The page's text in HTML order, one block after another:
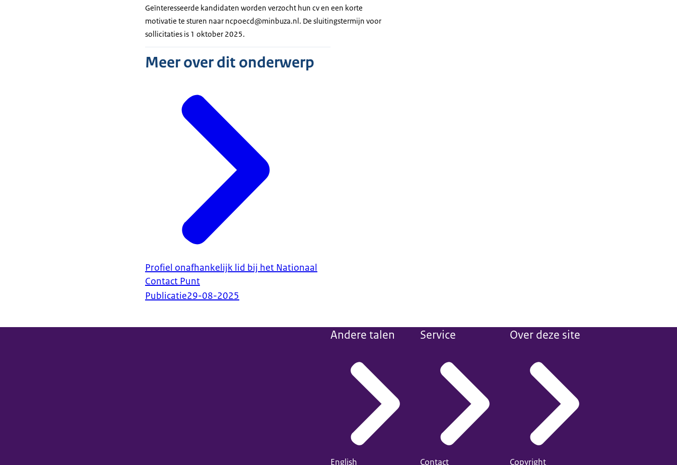
Geïnteresseerde kandidaten worden verzocht hun cv en een korte
motivatie te sturen naar ncpoecd@minbuza.nl. De sluitingstermijn voor
sollicitaties is 1 oktober 2025.
Meer over dit onderwerp
Profiel onafhankelijk lid bij het Nationaal
Contact Punt
Publicatie29-08-2025
Andere talen
English
Service
Contact
Over deze site
Copyright